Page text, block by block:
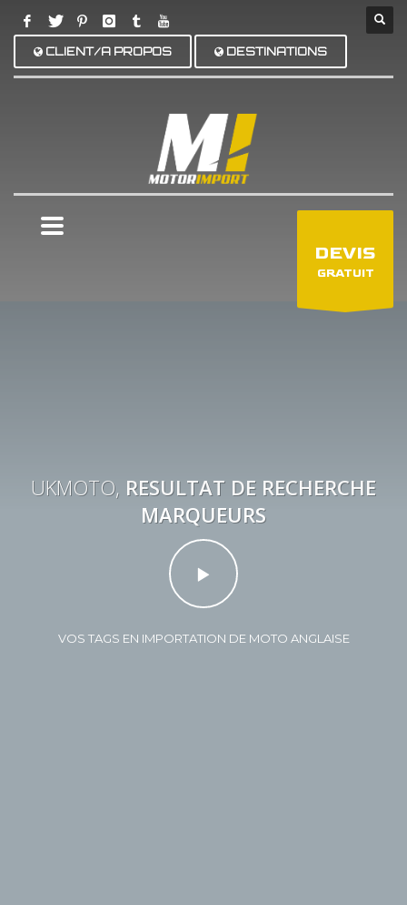
CLIENT/A PROPOS DESTINATIONS
DEVIS
GRATUIT
UKMOTO, RESULTAT DE RECHERCHE
MARQUEURS
VOS TAGS EN IMPORTATION DE MOTO ANGLAISE